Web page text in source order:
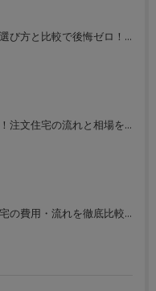
住宅建築の会社の選び方と比較で後悔ゼロ！価格や性能や保証も一目でわかるガイド
家の注文がわかる！注文住宅の流れと相場を知って失敗ゼロのガイド
一戸建ての注文住宅の費用・流れを徹底比較！失敗ゼロを目指すためのガイド